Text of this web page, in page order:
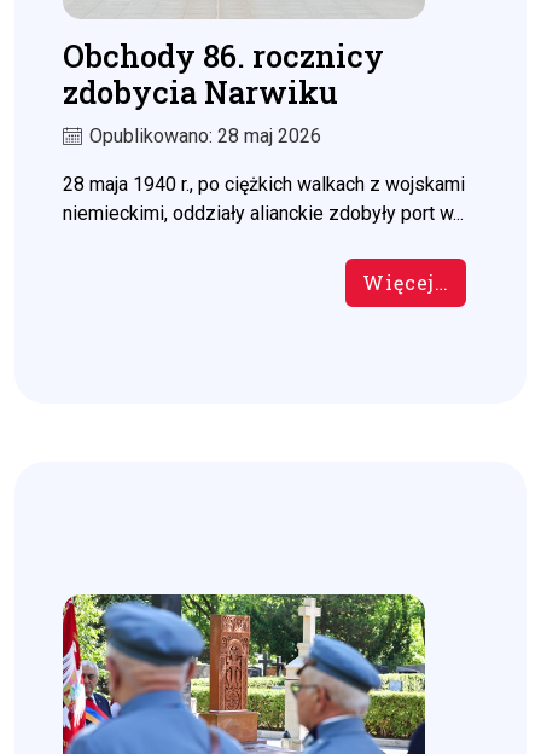
Obchody 86. rocznicy
zdobycia Narwiku
Opublikowano: 28 maj 2026
28 maja 1940 r., po ciężkich walkach z wojskami
niemieckimi, oddziały alianckie zdobyły port w...
Więcej…